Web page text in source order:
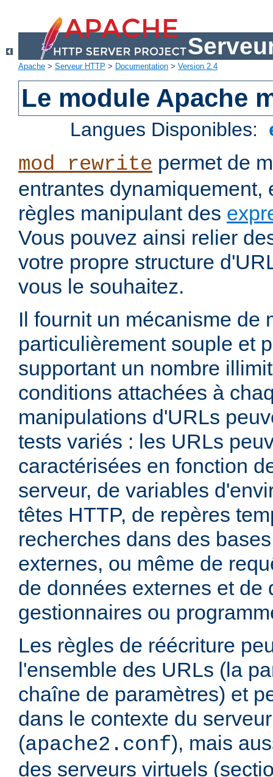
Apache > Serveur HTTP > Documentation > Version 2.4
Le module Apache
Langues Disponibles:
mod_rewrite permet de
entrantes dynamiquement,
règles manipulant des
Vous pouvez ainsi relier
votre propre structure
vous le souhaitez.
Il fournit un mécanisme de
particulièrement souple et
supportant un nombre
conditions attachées à
manipulations d'URLs
tests variés : les URLs
caractérisées en fonction
serveur, de variables
têtes HTTP, de repères
recherches dans des
externes, ou même de
de données externes et de
gestionnaires ou
Les règles de réécriture
l'ensemble des URLs (la
chaîne de paramètres) et
dans le contexte du
(apache2.conf), mais
des serveurs virtuels